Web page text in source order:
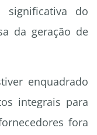
significativa do
da geração de
enquadrado
integrais para
fora